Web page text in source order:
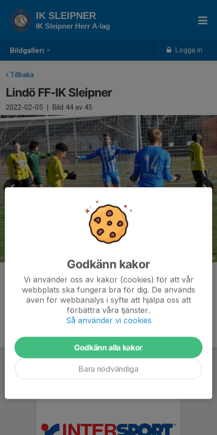
Bildgalleri Logga in
IK SLEIPNER
IK Sleipner Herr A-lag
Tillbaka
Lindö FF-IK Sleipner
2022-02-05 | Bild 44av 45
Kommentarer
Godkänn kakor
Vi använder oss av kakor (cookies) för att vår
webbplats ska fungera bra för dig. De används
även för webbanalys i syfte att hjälpa oss att
förbättra våra tjänster.
Så använder vi cookies
Godkänn alla kakor
Bara nödvändiga